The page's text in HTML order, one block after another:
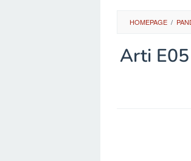
HOMEPAGE /
Arti